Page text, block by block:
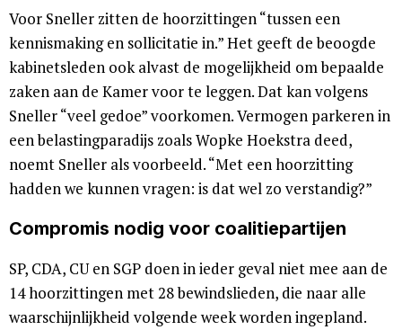
Voor Sneller zitten de hoorzittingen “tussen een
kennismaking en sollicitatie in.” Het geeft de beoogde
kabinetsleden ook alvast de mogelijkheid om bepaalde
zaken aan de Kamer voor te leggen. Dat kan volgens
Sneller “veel gedoe” voorkomen. Vermogen parkeren in
een belastingparadijs zoals Wopke Hoekstra deed,
noemt Sneller als voorbeeld. “Met een hoorzitting
hadden we kunnen vragen: is dat wel zo verstandig?”
Compromis nodig voor coalitiepartijen
SP, CDA, CU en SGP doen in ieder geval niet mee aan de
14 hoorzittingen met 28 bewindslieden, die naar alle
waarschijnlijkheid volgende week worden ingepland.